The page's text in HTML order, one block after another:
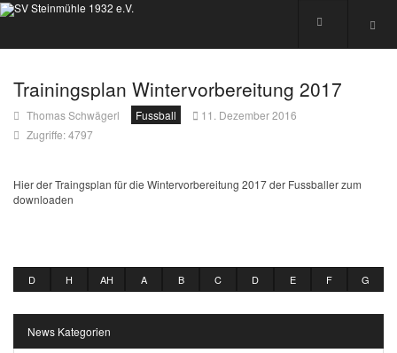
Trainingsplan Wintervorbereitung 2017
Thomas Schwägerl Fussball
11. Dezember 2016
Zugriffe: 4797
Hier der Traingsplan für die Wintervorbereitung 2017 der Fussballer zum
downloaden
D H AH A B C D E F G
News Kategorien